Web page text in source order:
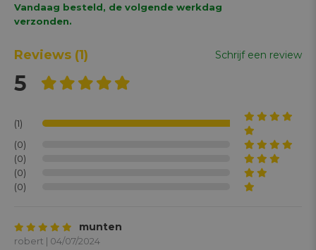
Vandaag besteld, de volgende werkdag
verzonden.
Reviews (1) Schrijf een review
5
(1)
(0)
(0)
(0)
(0)
munten
robert | 04/07/2024